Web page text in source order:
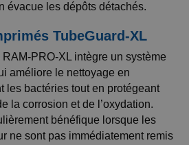
évacue les dépôts détachés.
TubeGuard-XL
PRO-XL intègre un système
améliore le nettoyage en
les bactéries tout en protégeant
la corrosion et de l’oxydation.
bénéfique lorsque les
ne sont pas immédiatement remis